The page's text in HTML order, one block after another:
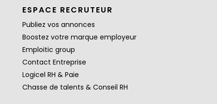
ESPACE RECRUTEUR
Publiez vos annonces
Boostez votre marque employeur
Emploitic group
Contact Entreprise
Logicel RH & Paie
Chasse de talents & Conseil RH